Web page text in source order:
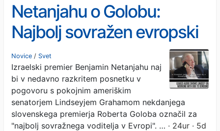
Netanjahu o Golobu:
Najbolj sovražen evropski
voditelj. Bivši premier
odgovoril
Novice / Svet
Izraelski premier Benjamin Netanjahu naj
bi v nedavno razkritem posnetku v
pogovoru s pokojnim ameriškim
senatorjem Lindseyjem Grahamom nekdanjega
slovenskega premierja Roberta Goloba označil za
"najbolj sovražnega voditelja v Evropi". … · 24ur · 5d